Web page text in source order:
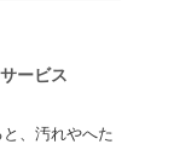
ービス
、汚れやへた